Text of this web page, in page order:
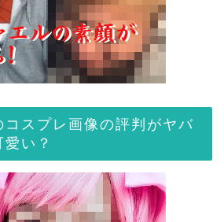
スプレ画像の評判がヤバ
い？